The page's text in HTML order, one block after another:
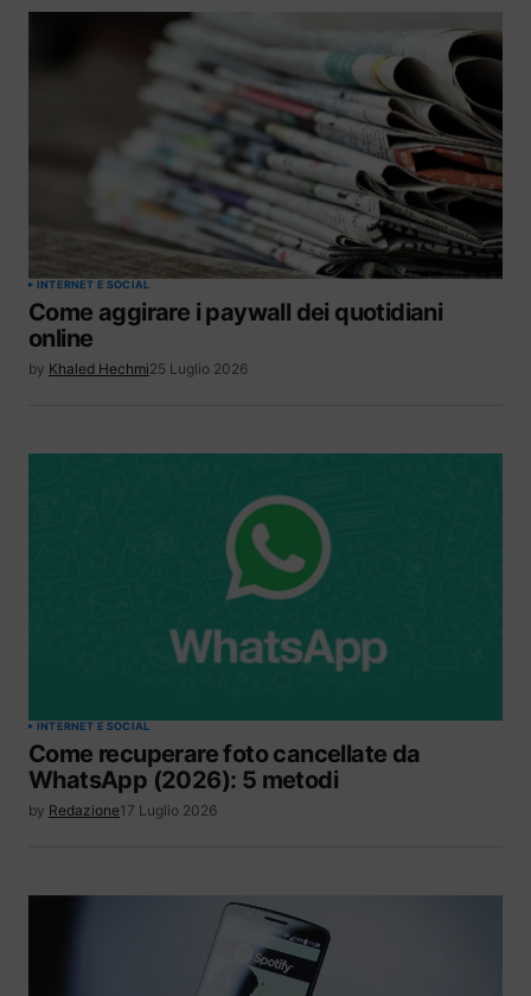
INTERNET E SOCIAL
Come aggirare i paywall dei quotidiani
online
by Khaled Hechmi25 Luglio 2026
INTERNET E SOCIAL
Come recuperare foto cancellate da
WhatsApp (2026): 5 metodi
by Redazione17 Luglio 2026